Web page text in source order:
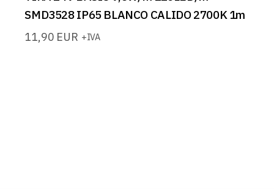
SMD3528 IP65 BLANCO CALIDO 2700K 1m
11,90 EUR +IVA